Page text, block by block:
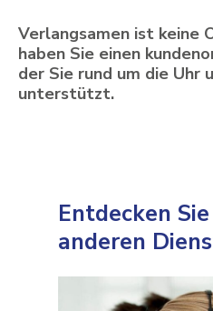
Verlangsamen ist keine
haben Sie einen
der Sie rund um die
unterstützt.
Entdecken
anderen